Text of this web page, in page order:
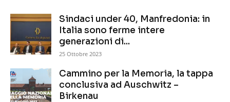
Sindaci under 40, Manfredonia: in
Italia sono ferme intere
generazioni di...
25 Ottobre 2023
Cammino per la Memoria, la tappa
conclusiva ad Auschwitz –
Birkenau